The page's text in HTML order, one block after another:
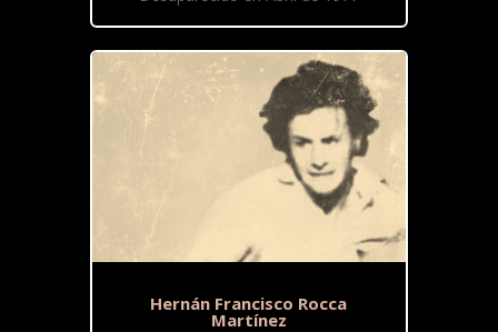
Hernán Francisco Rocca
Martínez